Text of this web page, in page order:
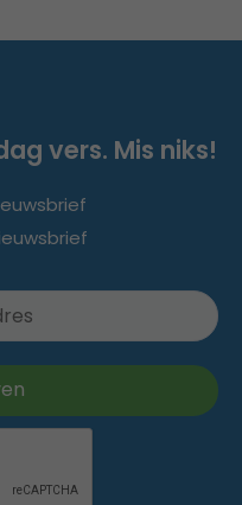
vers. Mis niks!